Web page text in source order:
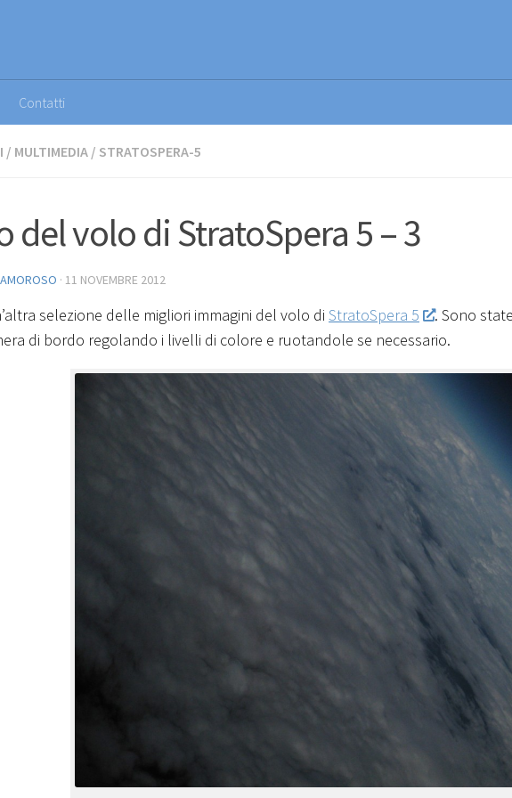
Contatti
/ MULTIMEDIA / STRATOSPERA-5
del volo di StratoSpera 5 – 3
· 11 NOVEMBRE 2012
selezione delle migliori immagini del volo di StratoSpera 5
. Sono
di bordo regolando i livelli di colore e ruotandole se necessario.